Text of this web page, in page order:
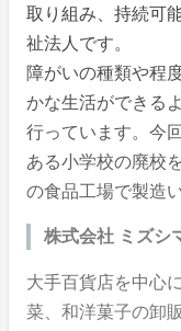
取り組み、持続可
祉法人です。
障がいの種類や程
かな生活ができる
行っています。今
ある小学校の廃校
の食品工場で製造
株式会社 ミズ
大手百貨店を中心
菜、和洋菓子の卸販